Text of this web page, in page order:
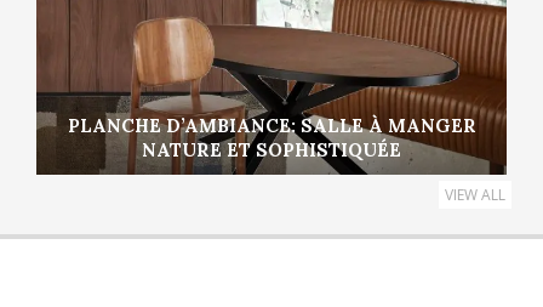
PLANCHE D’AMBIANCE: SALLE À MANGER
NATURE ET SOPHISTIQUÉE
VIEW ALL